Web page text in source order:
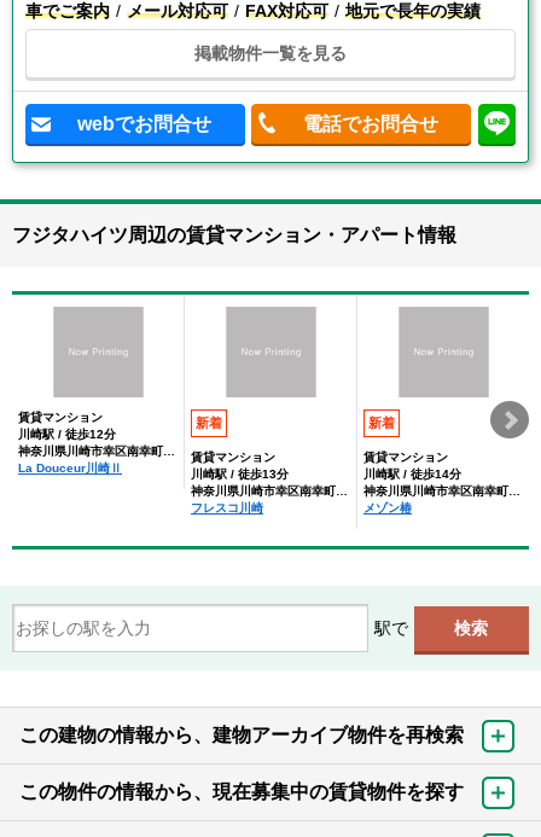
車でご案内
メール対応可 FAX対応可 地元で長年の実績
掲載物件一覧を見る
webでお問合せ 電話でお問合せ
フジタハイツ周辺の賃貸マンション・アパート情報
賃貸マンション
川崎駅 / 徒歩12分
神奈川県川崎市幸区南幸町２丁目
La Douceur川崎Ⅱ
新着
賃貸マンション
川崎駅 / 徒歩13分
神奈川県川崎市幸区南幸町２丁目
フレスコ川崎
新着
賃貸マンション
川崎駅 / 徒歩14分
神奈川県川崎市幸区南幸町３丁目
メゾン椿
駅で
この建物の情報から、建物アーカイブ物件を再検索
この物件の情報から、現在募集中の賃貸物件を探す